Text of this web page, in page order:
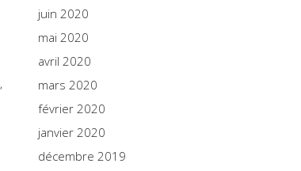
,
juin 2020
mai 2020
avril 2020
mars 2020
février 2020
janvier 2020
décembre 2019